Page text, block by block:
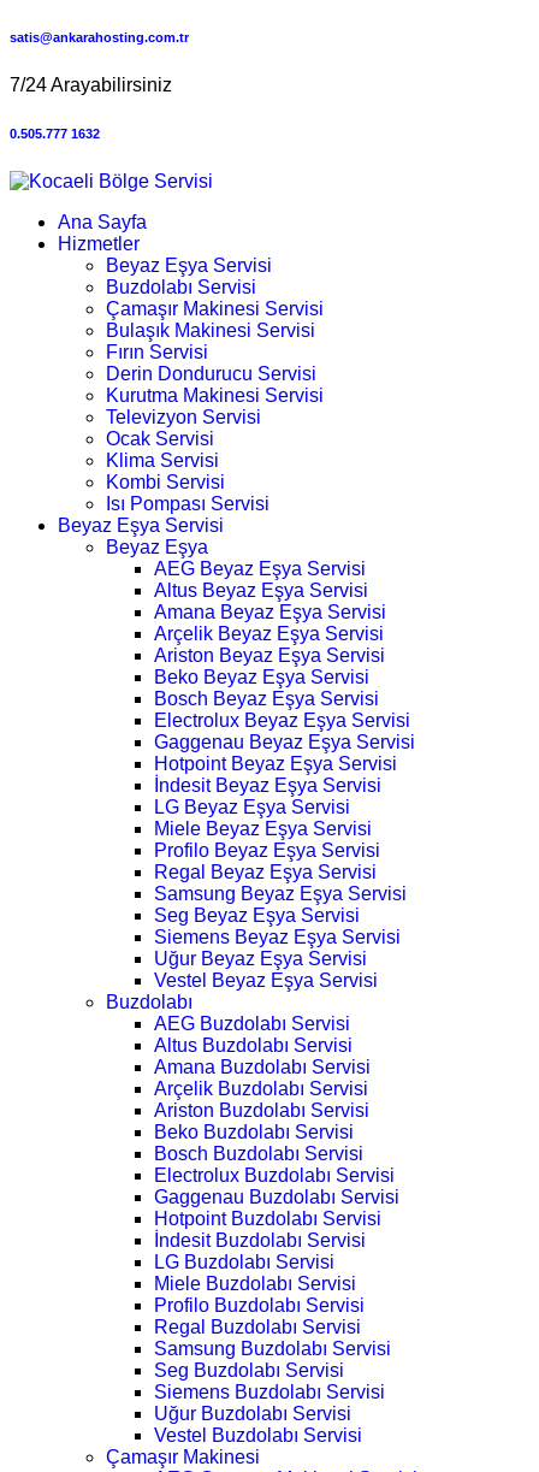
satis@ankarahosting.com.tr
7/24 Arayabilirsiniz
0.505.777 1632
Ana Sayfa
Hizmetler
Beyaz Eşya Servisi
Buzdolabı Servisi
Çamaşır Makinesi Servisi
Bulaşık Makinesi Servisi
Fırın Servisi
Derin Dondurucu Servisi
Kurutma Makinesi Servisi
Televizyon Servisi
Ocak Servisi
Klima Servisi
Kombi Servisi
Isı Pompası Servisi
Beyaz Eşya Servisi
Beyaz Eşya
AEG Beyaz Eşya Servisi
Altus Beyaz Eşya Servisi
Amana Beyaz Eşya Servisi
Arçelik Beyaz Eşya Servisi
Ariston Beyaz Eşya Servisi
Beko Beyaz Eşya Servisi
Bosch Beyaz Eşya Servisi
Electrolux Beyaz Eşya Servisi
Gaggenau Beyaz Eşya Servisi
Hotpoint Beyaz Eşya Servisi
İndesit Beyaz Eşya Servisi
LG Beyaz Eşya Servisi
Miele Beyaz Eşya Servisi
Profilo Beyaz Eşya Servisi
Regal Beyaz Eşya Servisi
Samsung Beyaz Eşya Servisi
Seg Beyaz Eşya Servisi
Siemens Beyaz Eşya Servisi
Uğur Beyaz Eşya Servisi
Vestel Beyaz Eşya Servisi
Buzdolabı
AEG Buzdolabı Servisi
Altus Buzdolabı Servisi
Amana Buzdolabı Servisi
Arçelik Buzdolabı Servisi
Ariston Buzdolabı Servisi
Beko Buzdolabı Servisi
Bosch Buzdolabı Servisi
Electrolux Buzdolabı Servisi
Gaggenau Buzdolabı Servisi
Hotpoint Buzdolabı Servisi
İndesit Buzdolabı Servisi
LG Buzdolabı Servisi
Miele Buzdolabı Servisi
Profilo Buzdolabı Servisi
Regal Buzdolabı Servisi
Samsung Buzdolabı Servisi
Seg Buzdolabı Servisi
Siemens Buzdolabı Servisi
Uğur Buzdolabı Servisi
Vestel Buzdolabı Servisi
Çamaşır Makinesi